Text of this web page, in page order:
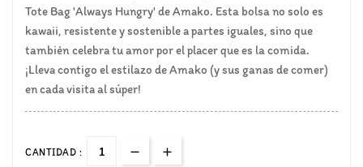
Tote Bag 'Always Hungry' de Amako. Esta bolsa no solo es
kawaii, resistente y sostenible a partes iguales, sino que
también celebra tu amor por el placer que es la comida.
¡Lleva contigo el estilazo de Amako (y sus ganas de comer)
en cada visita al súper!
CANTIDAD :